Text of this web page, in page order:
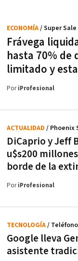
Frávega
hasta 70% de
limitado y
ECONOMÍA/ Super Sale
PoriProfesional
DiCaprio y Jeff
u$s200
borde de la
ACTUALIDAD / Phoenix
PoriProfesional
Google lleva
asistente
TECNOLOGÍA/